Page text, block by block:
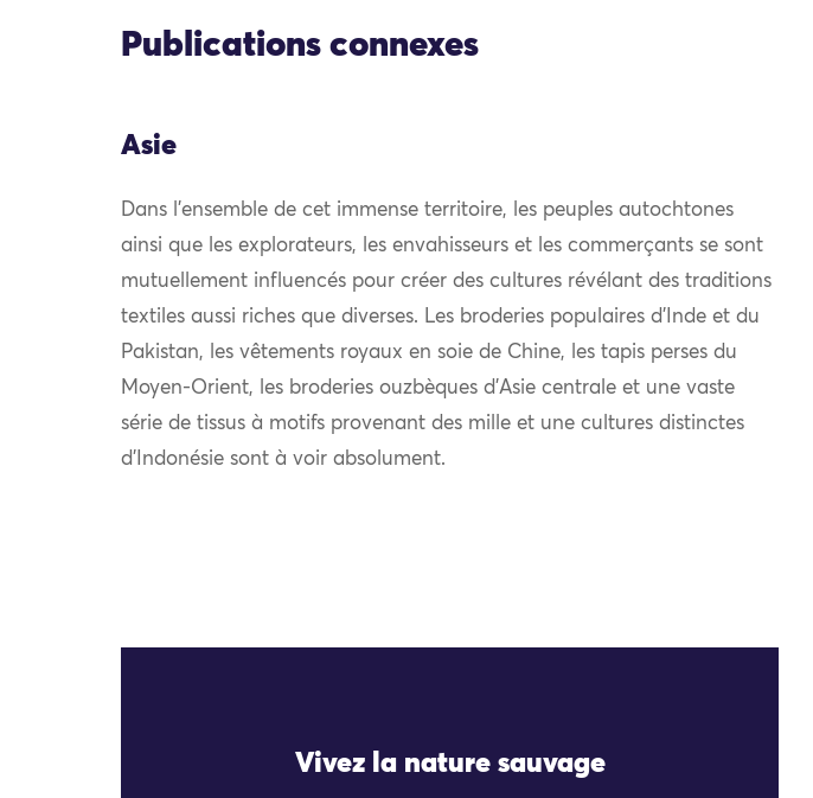
Publications connexes
Asie
Dans l’ensemble de cet immense territoire, les peuples autochtones
ainsi que les explorateurs, les envahisseurs et les commerçants se sont
mutuellement influencés pour créer des cultures révélant des traditions
textiles aussi riches que diverses. Les broderies populaires d’Inde et du
Pakistan, les vêtements royaux en soie de Chine, les tapis perses du
Moyen-Orient, les broderies ouzbèques d’Asie centrale et une vaste
série de tissus à motifs provenant des mille et une cultures distinctes
d’Indonésie sont à voir absolument.
Vivez la nature sauvage